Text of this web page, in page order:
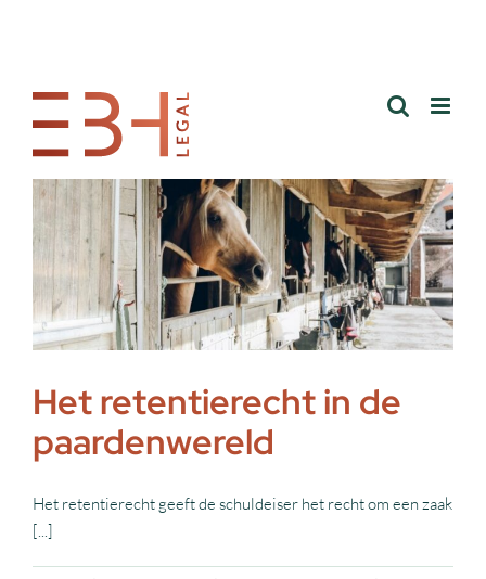
Het retentierecht in de
paardenwereld
Het retentierecht geeft de schuldeiser het recht om een zaak
[...]